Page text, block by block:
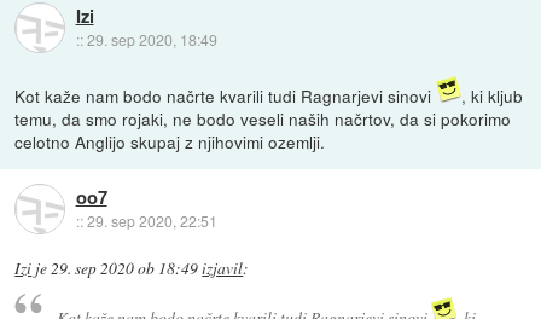
Izi
::29. sep 2020, 18:49
Kot kaže nam bodo načrte kvarili tudi Ragnarjevi sinovi
, ki kljub
temu, da smo rojaki, ne bodo veseli naših načrtov, da si pokorimo
celotno Anglijo skupaj z njihovimi ozemlji.
oo7
::29. sep 2020, 22:51
Izi je29. sep 2020 ob 18:49izjavil: